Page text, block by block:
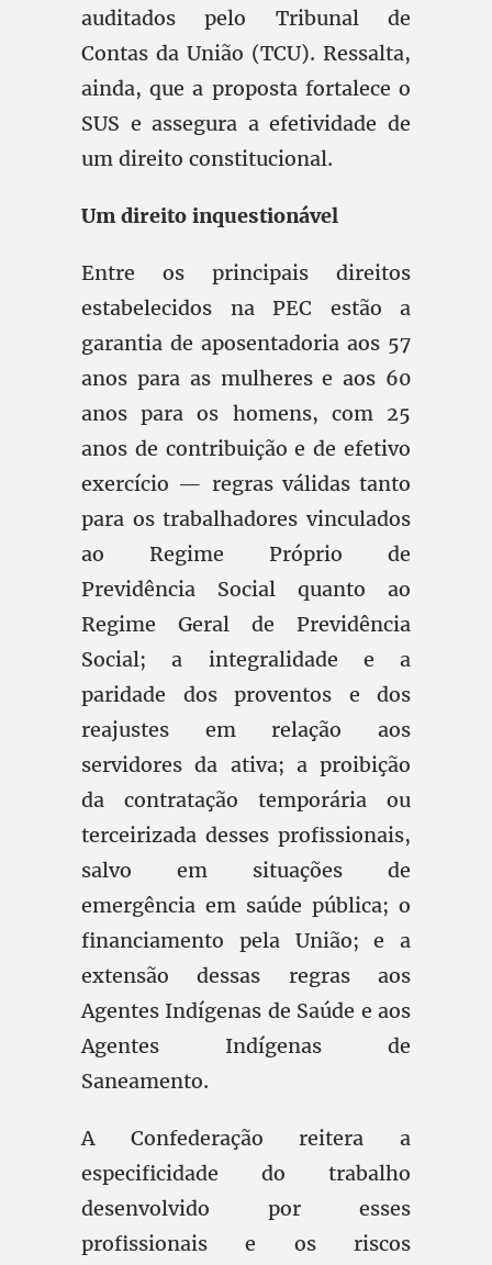
auditados pelo Tribunal de
Contas da União (TCU). Ressalta,
ainda, que a proposta fortalece o
SUS e assegura a efetividade de
um direito constitucional.
Um direito inquestionável
Entre os principais direitos
estabelecidos na PEC estão a
garantia de aposentadoria aos 57
anos para as mulheres e aos 60
anos para os homens, com 25
anos de contribuição e de efetivo
exercício — regras válidas tanto
para os trabalhadores vinculados
ao Regime Próprio de
Previdência Social quanto ao
Regime Geral de Previdência
Social; a integralidade e a
paridade dos proventos e dos
reajustes em relação aos
servidores da ativa; a proibição
da contratação temporária ou
terceirizada desses profissionais,
salvo em situações de
emergência em saúde pública; o
financiamento pela União; e a
extensão dessas regras aos
Agentes Indígenas de Saúde e aos
Agentes Indígenas de
Saneamento.
A Confederação reitera a
especificidade do trabalho
desenvolvido por esses
profissionais e os riscos